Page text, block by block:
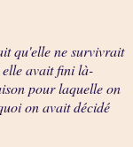
qu'elle ne survivrait
elle avait fini là-
pour laquelle on
on avait décidé